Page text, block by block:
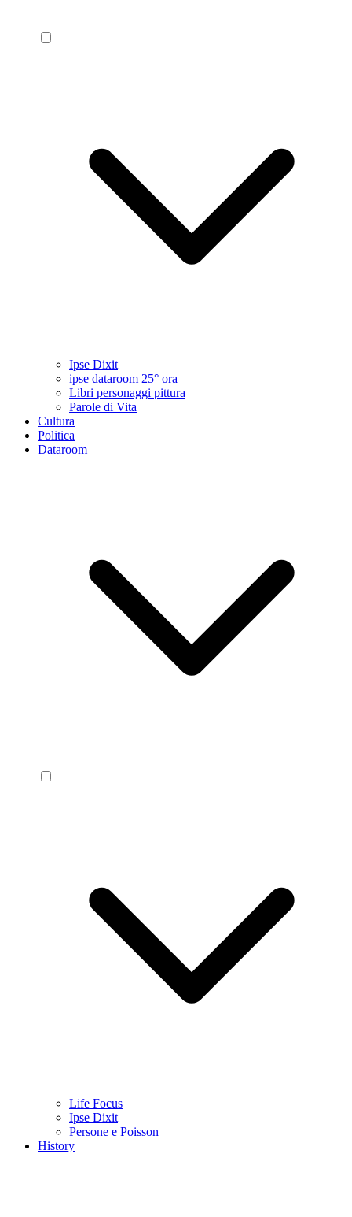
Ipse Dixit
ipse dataroom 25° ora
Libri personaggi pittura
Parole di Vita
Cultura
Politica
Dataroom
Life Focus
Ipse Dixit
Persone e Poisson
History